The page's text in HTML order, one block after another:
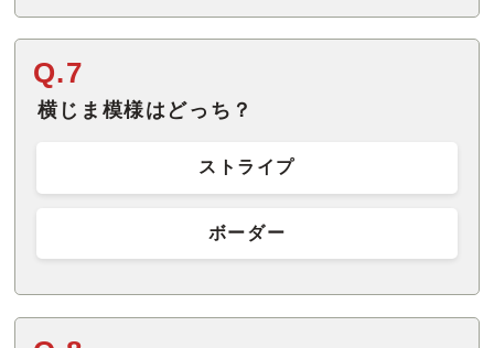
Q.7
横じま模様はどっち？
ストライプ
ボーダー